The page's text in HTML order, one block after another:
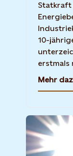
Statkraft
10-
erstmals
Mehr